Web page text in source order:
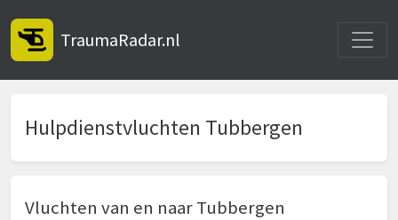
TraumaRadar.nl
Hulpdienstvluchten Tubbergen
Vluchten van en naar Tubbergen